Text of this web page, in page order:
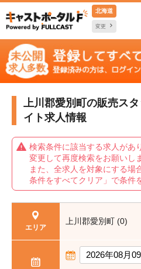
北海道
変更
上川郡愛別町の販売ス
イト求人情報
検索条件に該当する求人があ
変更して再度検索をお願いし
また、全求人を対象にする場
条件をすべてクリア」で条件
エリア
上川郡愛別町 (0)